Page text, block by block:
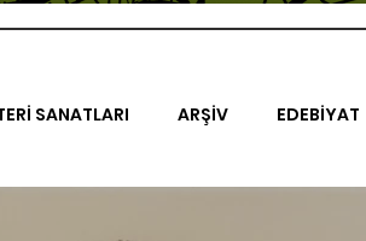
SANATLARI ARŞİV EDEBİYAT